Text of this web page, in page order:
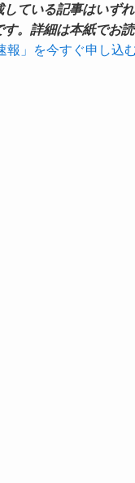
ている記事はいず
。詳細は本紙でお
報」を今すぐ申し込